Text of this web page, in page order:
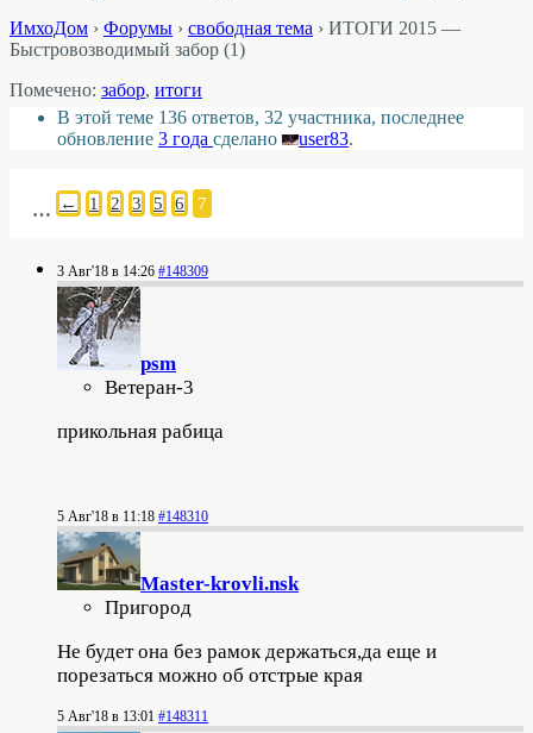
ИмхоДом › Форумы › свободная тема › ИТОГИ 2015 —
Быстровозводимый забор (1)
Помечено: забор, итоги
В этой теме 136 ответов, 32 участника, последнее
обновление 3 года сделано user83.
← 1 2 3
… 5 6 7
3 Авг'18 в 14:26 #148309
psm
Ветеран-3
прикольная рабица
5 Авг'18 в 11:18 #148310
Master-krovli.nsk
Пригород
Не будет она без рамок держаться,да еще и
порезаться можно об отстрые края
5 Авг'18 в 13:01 #148311